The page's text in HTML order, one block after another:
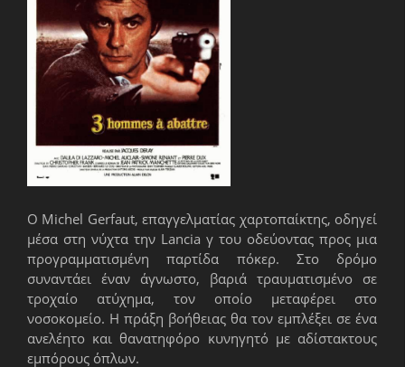
O Michel Gerfaut, επαγγελματίας χαρτοπαίκτης, οδηγεί
μέσα στη νύχτα την Lancia γ του οδεύοντας προς μια
προγραμματισμένη παρτίδα πόκερ. Στο δρόμο
συναντάει έναν άγνωστο, βαριά τραυματισμένο σε
τροχαίο ατύχημα, τον οποίο μεταφέρει στο
νοσοκομείο. Η πράξη βοήθειας θα τον εμπλέξει σε ένα
ανελέητο και θανατηφόρο κυνηγητό με αδίστακτους
εμπόρους όπλων.